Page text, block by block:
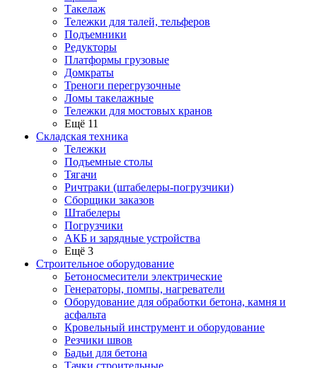
Такелаж
Тележки для талей, тельферов
Подъемники
Редукторы
Платформы грузовые
Домкраты
Треноги перегрузочные
Ломы такелажные
Тележки для мостовых кранов
Ещё 11
Складская техника
Тележки
Подъемные столы
Тягачи
Ричтраки (штабелеры-погрузчики)
Сборщики заказов
Штабелеры
Погрузчики
АКБ и зарядные устройства
Ещё 3
Строительное оборудование
Бетоносмесители электрические
Генераторы, помпы, нагреватели
Оборудование для обработки бетона, камня и
асфальта
Кровельный инструмент и оборудование
Резчики швов
Бадьи для бетона
Тачки строительные